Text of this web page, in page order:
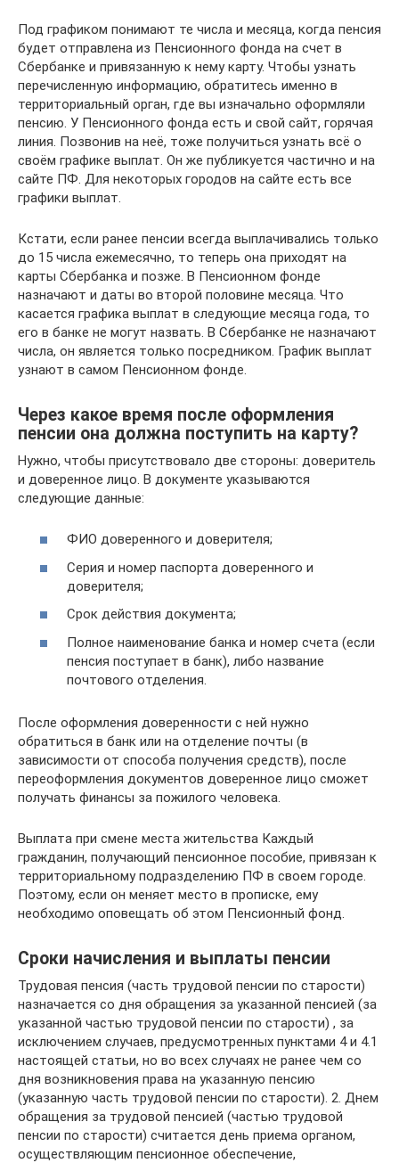
Под графиком понимают те числа и месяца, когда пенсия
будет отправлена из Пенсионного фонда на счет в
Сбербанке и привязанную к нему карту. Чтобы узнать
перечисленную информацию, обратитесь именно в
территориальный орган, где вы изначально оформляли
пенсию. У Пенсионного фонда есть и свой сайт, горячая
линия. Позвонив на неё, тоже получиться узнать всё о
своём графике выплат. Он же публикуется частично и на
сайте ПФ. Для некоторых городов на сайте есть все
графики выплат.
Кстати, если ранее пенсии всегда выплачивались только
до 15 числа ежемесячно, то теперь она приходят на
карты Сбербанка и позже. В Пенсионном фонде
назначают и даты во второй половине месяца. Что
касается графика выплат в следующие месяца года, то
его в банке не могут назвать. В Сбербанке не назначают
числа, он является только посредником. График выплат
узнают в самом Пенсионном фонде.
Через какое время после оформления
пенсии она должна поступить на карту?
Нужно, чтобы присутствовало две стороны: доверитель
и доверенное лицо. В документе указываются
следующие данные:
ФИО доверенного и доверителя;
Серия и номер паспорта доверенного и
доверителя;
Срок действия документа;
Полное наименование банка и номер счета (если
пенсия поступает в банк), либо название
почтового отделения.
После оформления доверенности с ней нужно
обратиться в банк или на отделение почты (в
зависимости от способа получения средств), после
переоформления документов доверенное лицо сможет
получать финансы за пожилого человека.
Выплата при смене места жительства Каждый
гражданин, получающий пенсионное пособие, привязан к
территориальному подразделению ПФ в своем городе.
Поэтому, если он меняет место в прописке, ему
необходимо оповещать об этом Пенсионный фонд.
Сроки начисления и выплаты пенсии
Трудовая пенсия (часть трудовой пенсии по старости)
назначается со дня обращения за указанной пенсией (за
указанной частью трудовой пенсии по старости) , за
исключением случаев, предусмотренных пунктами 4 и 4.1
настоящей статьи, но во всех случаях не ранее чем со
дня возникновения права на указанную пенсию
(указанную часть трудовой пенсии по старости). 2. Днем
обращения за трудовой пенсией (частью трудовой
пенсии по старости) считается день приема органом,
осуществляющим пенсионное обеспечение,